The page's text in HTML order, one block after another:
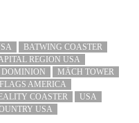
BATWING COASTER
REGION USA
DOMINION
MÄCH TOWER
AMERICA
COASTER
USA
USA